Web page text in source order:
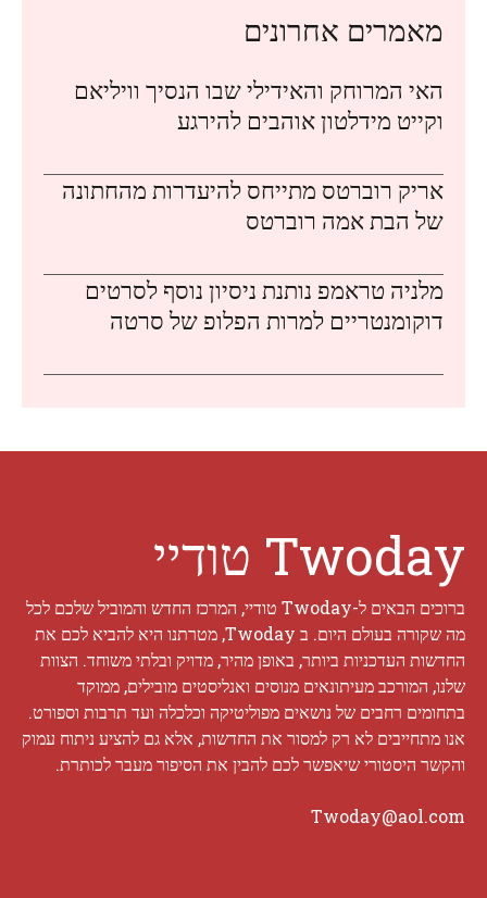
מאמרים אחרונים
האי המרוחק והאידילי שבו הנסיך וויליאם
וקייט מידלטון אוהבים להירגע
אריק רוברטס מתייחס להיעדרות מהחתונה
של הבת אמה רוברטס
מלניה טראמפ נותנת ניסיון נוסף לסרטים
דוקומנטריים למרות הפלופ של סרטה
Twoday טודיי
ברוכים הבאים ל-Twoday טודיי, המרכז החדש והמוביל שלכם לכל
מה שקורה בעולם היום. ב Twoday, מטרתנו היא להביא לכם את
החדשות העדכניות ביותר, באופן מהיר, מדויק ובלתי משוחד. הצוות
שלנו, המורכב מעיתונאים מנוסים ואנליסטים מובילים, ממוקד
בתחומים רחבים של נושאים מפוליטיקה וכלכלה ועד תרבות וספורט.
אנו מתחייבים לא רק למסור את החדשות, אלא גם להציע ניתוח עמוק
והקשר היסטורי שיאפשר לכם להבין את הסיפור מעבר לכותרת.
Twoday@aol.com